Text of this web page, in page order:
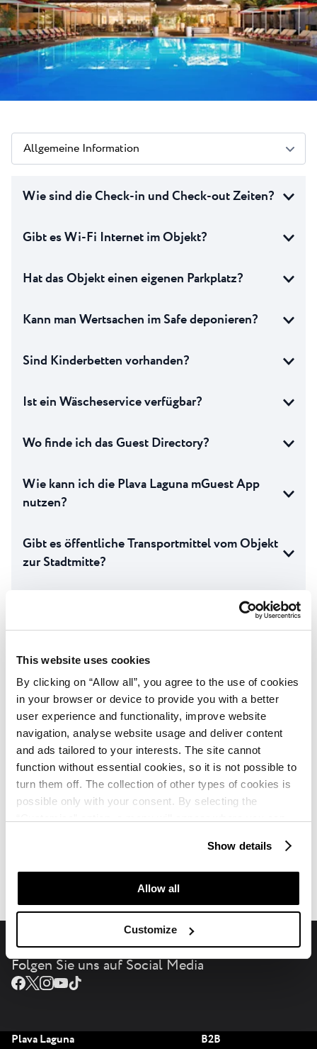
This website uses cookies
By clicking on “Allow all”, you agree to the use of cookies
in your browser or device to provide you with a better
user experience and functionality, improve website
navigation, analyse website usage and deliver content
and ads tailored to your interests. The site cannot
function without essential cookies, so it is not possible to
turn them off. The collection of other types of cookies is
possible only with your consent. By selecting the
which purposes we may process your data. You can
manage your “Details” selection in your browser at any
Show details
Allow all
Customize
Strände
Plava Laguna Sport
Aktivurlaub
Pepi Club
Neu
Kontakt
Allgemeine Information
Wie sind die Check-in und Check-out Zeiten?
Gibt es Wi-Fi Internet im Objekt?
Hat das Objekt einen eigenen Parkplatz?
Kann man Wertsachen im Safe deponieren?
Sind Kinderbetten vorhanden?
Ist ein Wäscheservice verfügbar?
Wo finde ich das Guest Directory?
Wie kann ich die Plava Laguna mGuest App
nutzen?
Gibt es öffentliche Transportmittel vom Objekt
zur Stadtmitte?
Sind Liegen und Sonnenschirme im Preis
Sind Badetücher für den Pool/Strand im Preis
inkludiert?
Welche Spa- und Wellnessleistungen sind
verfügbar?
Bewertungen
Villa Galijot Plava Laguna
Karte
Folgen Sie uns auf Social Media
Plava Laguna B2B